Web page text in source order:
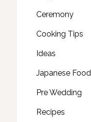
Ceremony
Cooking Tips
Ideas
Japanese Food
Pre Wedding
Recipes